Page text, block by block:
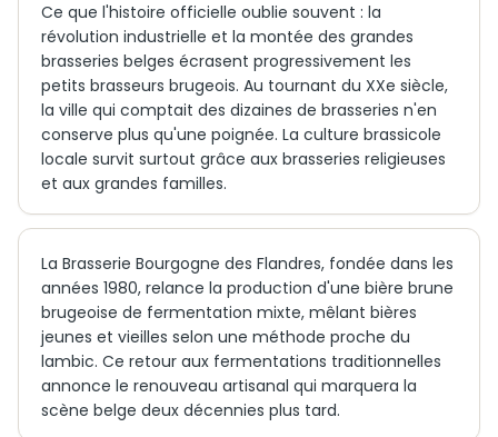
Ce que l'histoire officielle oublie souvent : la
révolution industrielle et la montée des grandes
brasseries belges écrasent progressivement les
petits brasseurs brugeois. Au tournant du XXe siècle,
la ville qui comptait des dizaines de brasseries n'en
conserve plus qu'une poignée. La culture brassicole
locale survit surtout grâce aux brasseries religieuses
et aux grandes familles.
La Brasserie Bourgogne des Flandres, fondée dans les
années 1980, relance la production d'une bière brune
brugeoise de fermentation mixte, mêlant bières
jeunes et vieilles selon une méthode proche du
lambic. Ce retour aux fermentations traditionnelles
annonce le renouveau artisanal qui marquera la
scène belge deux décennies plus tard.